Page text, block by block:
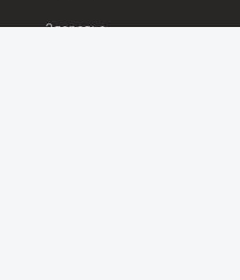
Здоровье